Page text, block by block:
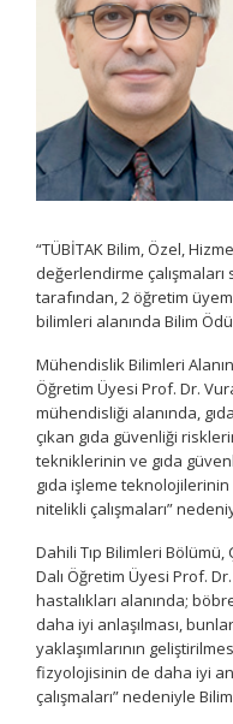
“TÜBİTAK Bilim, Özel,
değerlendirme çalışmaları
tarafından, 2 öğretim
bilimleri alanında Bilim
Mühendislik Bilimleri
Öğretim Üyesi Prof. Dr.
mühendisliği alanında,
çıkan gıda güvenliği
tekniklerinin ve gıda
gıda işleme
nitelikli çalışmaları”
Dahili Tıp Bilimleri Bölümü,
Dalı Öğretim Üyesi Prof.
hastalıkları alanında;
daha iyi anlaşılması,
yaklaşımlarının
fizyolojisinin de daha iyi
çalışmaları” nedeniyle